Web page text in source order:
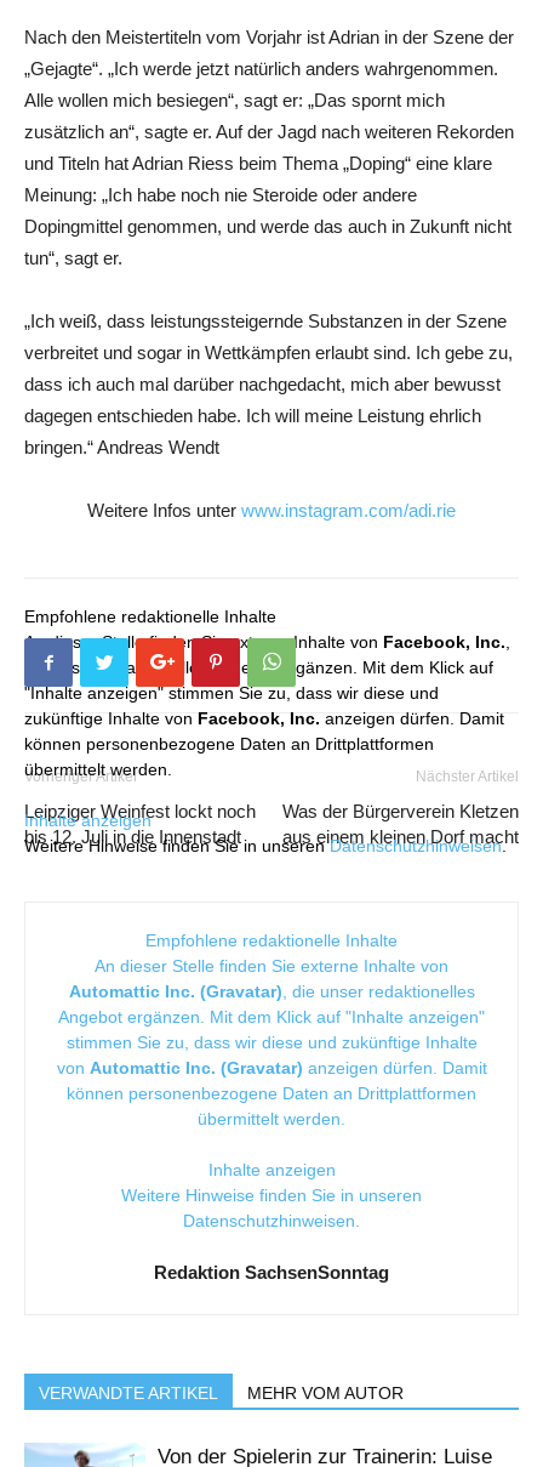
Nach den Meistertiteln vom Vorjahr ist Adrian in der Szene der
„Gejagte“. „Ich werde jetzt natürlich anders wahrgenommen.
Alle wollen mich besiegen“, sagt er: „Das spornt mich
zusätzlich an“, sagte er. Auf der Jagd nach weiteren Rekorden
und Titeln hat Adrian Riess beim Thema „Doping“ eine klare
Meinung: „Ich habe noch nie Steroide oder andere
Dopingmittel genommen, und werde das auch in Zukunft nicht
tun“, sagt er.
„Ich weiß, dass leistungssteigernde Substanzen in der Szene
verbreitet und sogar in Wettkämpfen erlaubt sind. Ich gebe zu,
dass ich auch mal darüber nachgedacht, mich aber bewusst
dagegen entschieden habe. Ich will meine Leistung ehrlich
bringen.“ Andreas Wendt
Weitere Infos unter www.instagram.com/adi.rie
Empfohlene redaktionelle Inhalte
An dieser Stelle finden Sie externe Inhalte von Facebook, Inc.
die unser redaktionelles Angebot ergänzen. Mit dem Klick auf
"Inhalte anzeigen" stimmen Sie zu, dass wir diese und
zukünftige Inhalte von Facebook, Inc. anzeigen dürfen. Damit
können personenbezogene Daten an Drittplattformen
übermittelt werden.
Inhalte anzeigen
Weitere Hinweise finden Sie in unserenDatenschutzhinweisen.
Vorheriger Artikel
Leipziger Weinfest lockt noch
bis 12. Juli in die Innenstadt
Nächster Artikel
Was der Bürgerverein Kletzen
aus einem kleinen Dorf macht
Empfohlene redaktionelle Inhalte
An dieser Stelle finden Sie externe Inhalte von
Automattic Inc. (Gravatar) , die unser redaktionelles
Angebot ergänzen. Mit dem Klick auf "Inhalte anzeigen"
stimmen Sie zu, dass wir diese und zukünftige Inhalte
von Automattic Inc. (Gravatar) anzeigen dürfen. Damit
können personenbezogene Daten an Drittplattformen
übermittelt werden.
Inhalte anzeigen
Weitere Hinweise finden Sie in unseren
Datenschutzhinweisen
Redaktion SachsenSonntag
VERWANDTE ARTIKEL MEHR VOM AUTOR
Von der Spielerin zur Trainerin: Luise